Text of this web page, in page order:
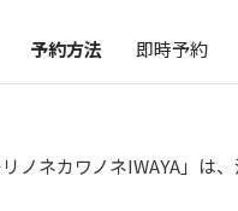
予約方法 即時予約
ノネカワノネIWAYA」は